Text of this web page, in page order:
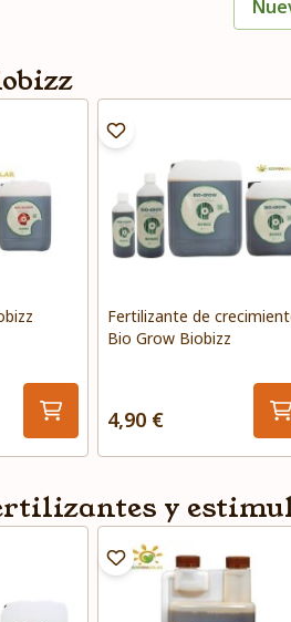
Fertilizante de
Bio Grow Biobizz
4,90 €
y